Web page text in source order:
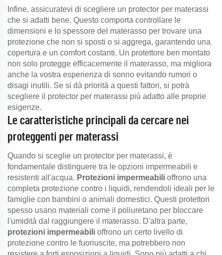
Infine, assicuratevi di scegliere un protector per materassi
che si adatti bene. Questo comporta controllare le
dimensioni e lo spessore del materasso per trovare una
protezione che non si sposti o si aggrega, garantendo una
copertura e un comfort costanti. Un protettore ben montato
non solo protegge efficacemente il materasso, ma migliora
anche la vostra esperienza di sonno evitando rumori o
disagi inutili. Se si dà priorità a questi fattori, si potrà
scegliere il protector per materassi più adatto alle proprie
esigenze.
Le caratteristiche principali da cercare nei
proteggenti per materassi
Quando si sceglie un protector per materassi, è
fondamentale distinguere tra le opzioni impermeabili e
resistenti all'acqua. Protezioni impermeabili offrono una
completa protezione contro i liquidi, rendendoli ideali per le
famiglie con bambini o animali domestici. Questi protettori
spesso usano materiali come il poliuretano per bloccare
l'umidità dal raggiungere il materasso. D'altra parte,
protezioni impermeabili offrono un certo livello di
protezione contro le fuoriuscite, ma potrebbero non